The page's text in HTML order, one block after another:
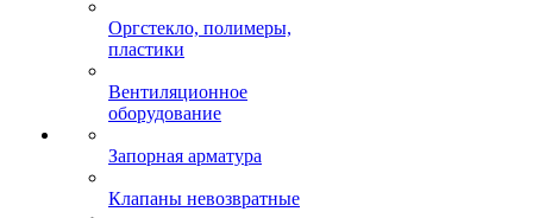
Оргстекло, полимеры,
пластики
Вентиляционное
оборудование
Запорная арматура
Клапаны невозвратные